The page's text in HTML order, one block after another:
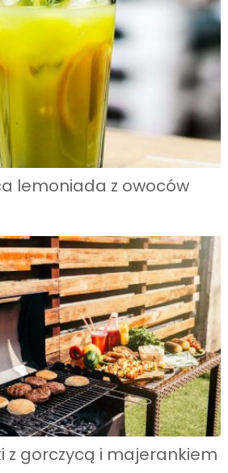
lemoniada z owoców
z gorczycą i majerankiem